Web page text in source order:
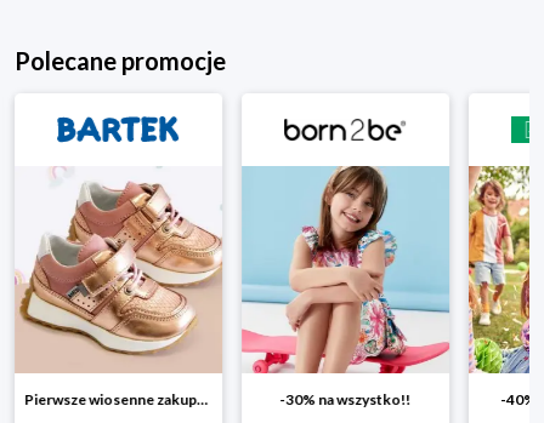
Polecane promocje
-30% na wszystko!! -40% na drugą sztukę